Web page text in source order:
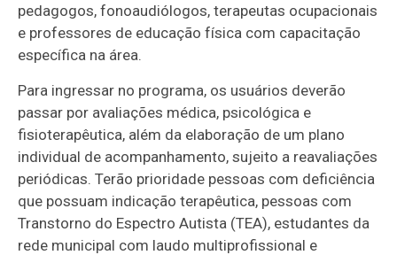
pedagogos, fonoaudiólogos, terapeutas ocupacionais
e professores de educação física com capacitação
específica na área.
Para ingressar no programa, os usuários deverão
passar por avaliações médica, psicológica e
fisioterapêutica, além da elaboração de um plano
individual de acompanhamento, sujeito a reavaliações
periódicas. Terão prioridade pessoas com deficiência
que possuam indicação terapêutica, pessoas com
Transtorno do Espectro Autista (TEA), estudantes da
rede municipal com laudo multiprofissional e